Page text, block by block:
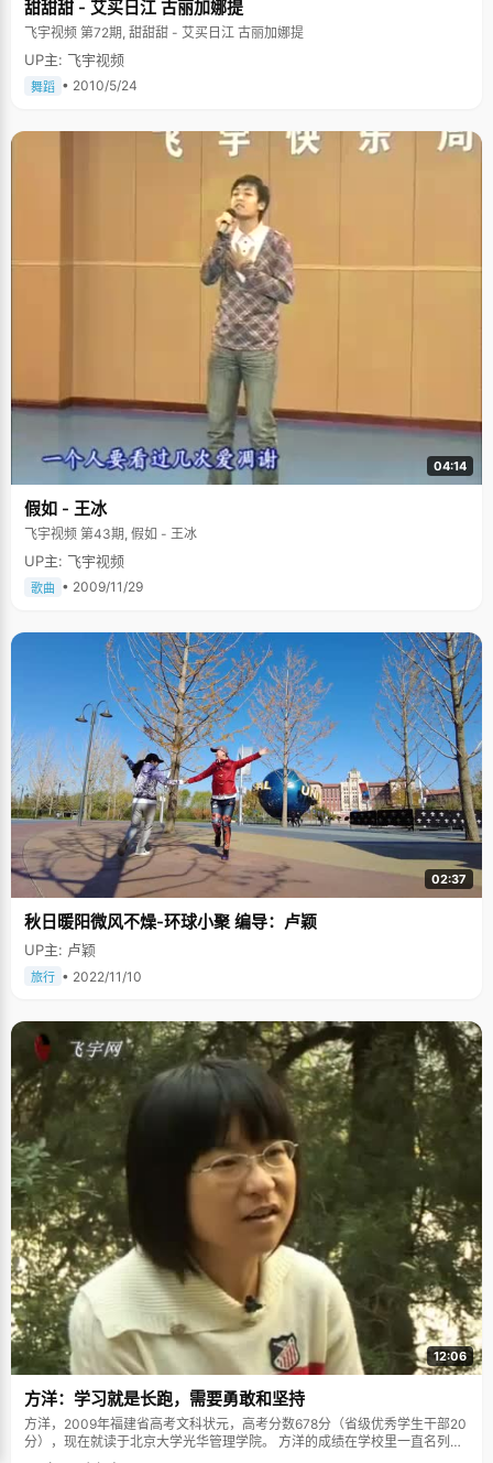
学习好是因为很努力，"你学习好是那个因素占主导呢？"我问马冰一，她低
头想了想，抿嘴笑了，"我觉得各占一半吧，小时候老听别人这么夸"。 小时
候，马冰一的奶奶每天会给小冰一念一个小故事，听完一遍之后还不过瘾，
小冰一就缠着奶奶要求再念一遍。反复几次之后，奶奶开始有些不耐烦，便
把书丢给小冰一，让她自己看。小冰一接过书坐到一边，过了一会跑到奶奶
身边，得意的说，"奶奶，我会读了。"马冰一很认真的指着书上的字，一个
让奶奶非常意外。马冰一解释说，"其实奶奶念的时候，我已经把每个字的形
态、读音和意思都联系起来了，自己看的时候又确定了一下，基本就背下来
买一堆古诗朗诵的磁带回来，空闲的时候就放，在家里营造一个氛围。小冰
一一边玩，一边无意识的跟着念，听过几次之后，她就能把古诗完整的背诵
出来。上小学之前，她已经能够流利的背诵《陋室铭》、《归园田居》、
则是马冰一学习的特点和诀窍。面对一道题目，除了常规办法外，她喜欢扩
展思维，深入探究，看是否还有其他更好的方法，争取用最简单巧妙的办法
来解决复杂的问题，既节省了时间，又提高了学习效率。每次考完试以后，
马冰一会把做错的题目归纳在一个本子上，仔细研究，找出原因，下次绝不
选出答案，而是要了解之所以选择这个答案的原因，通过怎样的途径和方法
得到这一结果，马冰一说，"这次用排除法了，下次见到这题还是不会做，所
激情和梦想的心灵，从高中开始，她就向往那种积极快速的生活和工作方
式，纽约、华尔街、金融街就是她的向往，怀揣着一个金融梦。"寒雨连江夜
入吴，平明送客楚山孤。洛阳亲友如相见，一片冰心在玉壶。"这是马冰一特
别喜欢的一首诗，"一片冰心在玉壶"也是她对社会的希望和对自己的要求。
她有一个特别美好的愿望，那就是能在中国开一家专为穷人服务的银行，"希
望能给穷人提供贷款，帮助他们更好的生活工作。" 不管这个梦想能否实现，
但是至少有了奋斗的动力和方向，离成功已经迈出了一大步。
甜甜甜 - 艾买日江 古丽加娜提
飞宇视频 第72期, 甜甜甜 - 艾买日江 古丽加娜提
UP主: 飞宇视频
舞蹈 • 2010/5/24
04:14
假如 - 王冰
飞宇视频 第43期, 假如 - 王冰
UP主: 飞宇视频
歌曲 • 2009/11/29
02:37
秋日暖阳微风不燥-环球小聚 编导：卢颖
UP主: 卢颖
旅行 • 2022/11/10
12:06
方洋：学习就是长跑，需要勇敢和坚持
方洋，2009年福建省高考文科状元，高考分数678分（省级优秀学生干部20
分），现在就读于北京大学光华管理学院。 方洋的成绩在学校里一直名列前
茅，是学校里的活跃分子，积极参加各种体育比赛，积极组织各种辩论。她